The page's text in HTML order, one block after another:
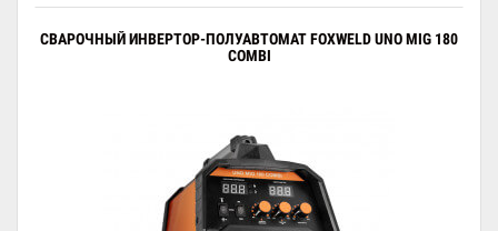
СВАРОЧНЫЙ ИНВЕРТОР-ПОЛУАВТОМАТ FOXWELD UNO MIG 180
COMBI